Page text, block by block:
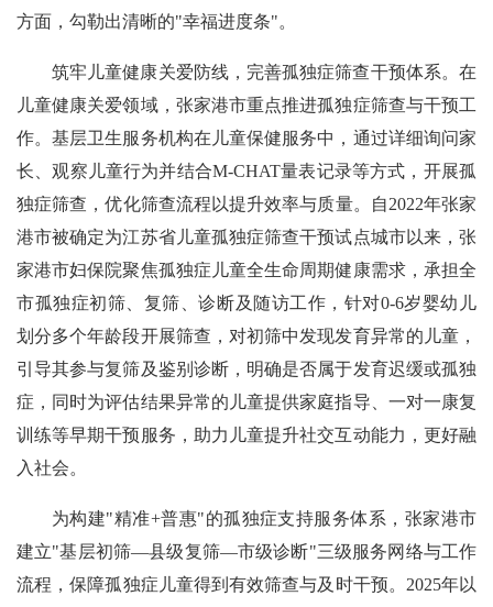
方面，勾勒出清晰的"幸福进度条"。
筑牢儿童健康关爱防线，完善孤独症筛查干预体系。 在
儿童健康关爱领域，张家港市重点推进孤独症筛查与干预工
作。基层卫生服务机构在儿童保健服务中，通过详细询问家
长、观察儿童行为并结合M-CHAT量表记录等方式，开展孤
独症筛查，优化筛查流程以提升效率与质量。自2022年张家
港市被确定为江苏省儿童孤独症筛查干预试点城市以来，张
家港市妇保院聚焦孤独症儿童全生命周期健康需求，承担全
市孤独症初筛、复筛、诊断及随访工作，针对0-6岁婴幼儿
划分多个年龄段开展筛查，对初筛中发现发育异常的儿童，
引导其参与复筛及鉴别诊断，明确是否属于发育迟缓或孤独
症，同时为评估结果异常的儿童提供家庭指导、一对一康复
训练等早期干预服务，助力儿童提升社交互动能力，更好融
入社会。
为构建"精准+普惠"的孤独症支持服务体系，张家港市
建立"基层初筛—县级复筛—市级诊断"三级服务网络与工作
流程，保障孤独症儿童得到有效筛查与及时干预。2025年以